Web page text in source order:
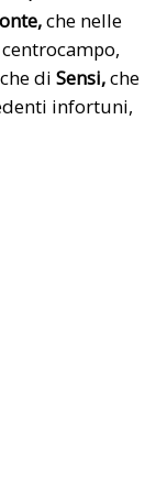
che nelle
diSensi,che
infortuni,